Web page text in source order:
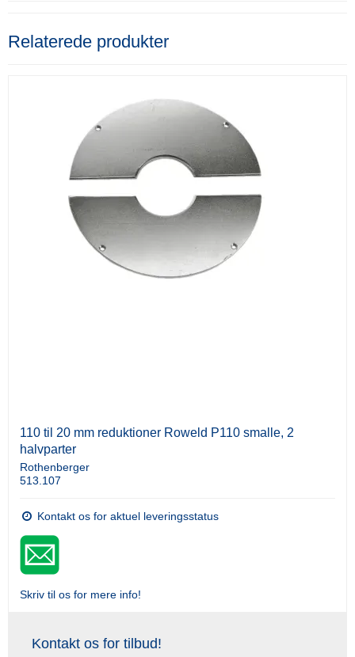
Relaterede produkter
110 til 20 mm reduktioner Roweld P110 smalle, 2
halvparter
Rothenberger
513.107
Kontakt os for aktuel leveringsstatus
Skriv til os for mere info!
Kontakt os for tilbud!